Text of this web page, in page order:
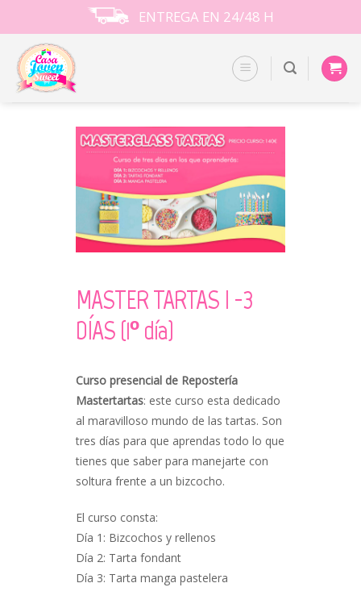
to
content
ENTREGA EN 24/48 H
MASTER TARTAS I -3
DÍAS (1º día)
Curso presencial de Repostería
Mastertartas: este curso esta dedicado
al maravilloso mundo de las tartas. Son
tres días para que aprendas todo lo que
tienes que saber para manejarte con
soltura frente a un bizcocho.
El curso consta:
Día 1: Bizcochos y rellenos
Día 2: Tarta fondant
Día 3: Tarta manga pastelera